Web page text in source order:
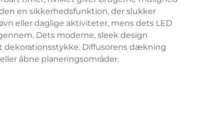
en sikkerhedsfunktion, der slukker
eller daglige aktiviteter, mens dets LED
Dets moderne, sleek design
Diffusorens dækning
åbne planeringsområder.